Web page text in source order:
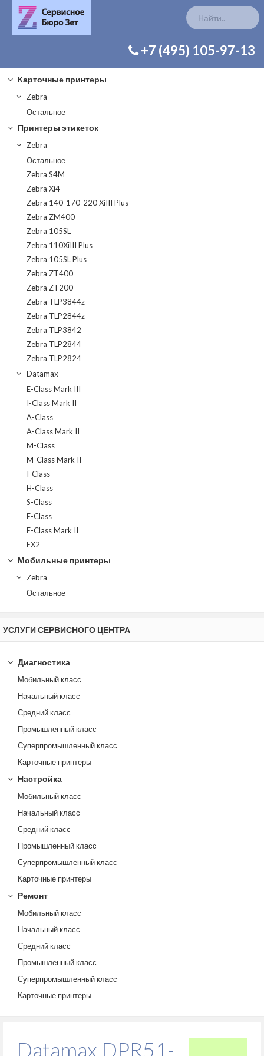
+7 (495) 105-97-13
Карточные принтеры
Zebra
Остальное
Принтеры этикеток
Zebra
Остальное
Zebra S4M
Zebra Xi4
Zebra 140-170-220 XiIII Plus
Zebra ZM400
Zebra 105SL
Zebra 110XiIII Plus
Zebra 105SL Plus
Zebra ZT400
Zebra ZT200
Zebra TLP3844z
Zebra TLP2844z
Zebra TLP3842
Zebra TLP2844
Zebra TLP2824
Datamax
E-Class Mark III
I-Class Mark II
A-Class
A-Class Mark II
M-Class
M-Class Mark II
I-Class
H-Class
S-Class
E-Class
E-Class Mark II
EX2
Мобильные принтеры
Zebra
Остальное
УСЛУГИ СЕРВИСНОГО ЦЕНТРА
Диагностика
Мобильный класс
Начальный класс
Средний класс
Промышленный класс
Суперпромышленный класс
Карточные принтеры
Настройка
Мобильный класс
Начальный класс
Средний класс
Промышленный класс
Суперпромышленный класс
Карточные принтеры
Ремонт
Мобильный класс
Начальный класс
Средний класс
Промышленный класс
Суперпромышленный класс
Карточные принтеры
Datamax DPR51-